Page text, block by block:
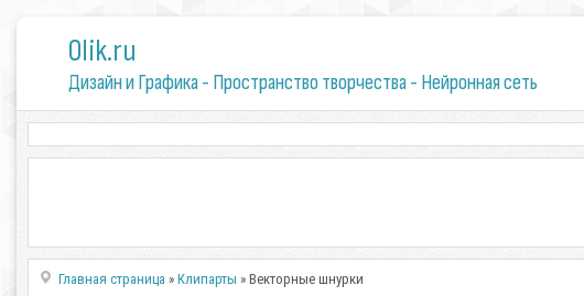
0lik.ru
Дизайн и Графика - Пространство творчества - Нейронная сеть
Главная страница »Клипарты » Векторные шнурки